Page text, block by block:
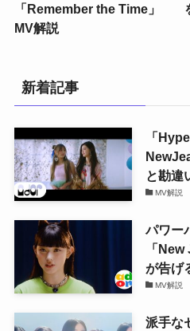
「Remember the Time」
MV解説
新着記事
「
と勘違
MV解説
パワー
「
が告げ
MV解説
派手な